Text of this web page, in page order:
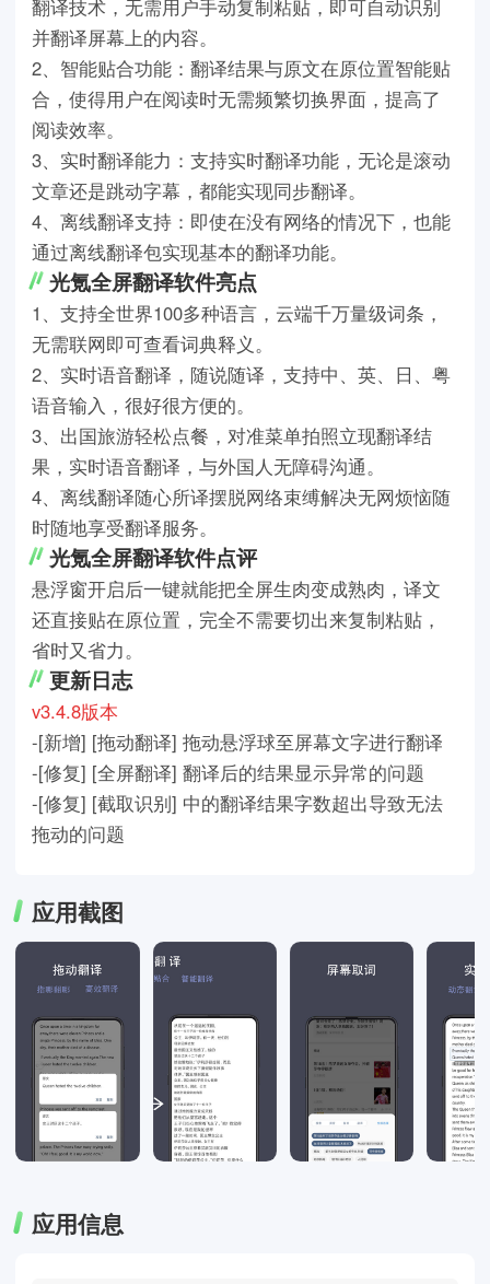
翻译技术，无需用户手动复制粘贴，即可自动识别
并翻译屏幕上的内容。
2、智能贴合功能：翻译结果与原文在原位置智能贴
合，使得用户在阅读时无需频繁切换界面，提高了
阅读效率。
3、实时翻译能力：支持实时翻译功能，无论是滚动
文章还是跳动字幕，都能实现同步翻译。
4、离线翻译支持：即使在没有网络的情况下，也能
通过离线翻译包实现基本的翻译功能。
光氪全屏翻译软件亮点
1、支持全世界100多种语言，云端千万量级词条，
无需联网即可查看词典释义。
2、实时语音翻译，随说随译，支持中、英、日、粤
语音输入，很好很方便的。
3、出国旅游轻松点餐，对准菜单拍照立现翻译结
果，实时语音翻译，与外国人无障碍沟通。
4、离线翻译随心所译摆脱网络束缚解决无网烦恼随
时随地享受翻译服务。
光氪全屏翻译软件点评
悬浮窗开启后一键就能把全屏生肉变成熟肉，译文
还直接贴在原位置，完全不需要切出来复制粘贴，
省时又省力。
更新日志
v3.4.8版本
-[新增] [拖动翻译] 拖动悬浮球至屏幕文字进行翻译
-[修复] [全屏翻译] 翻译后的结果显示异常的问题
-[修复] [截取识别] 中的翻译结果字数超出导致无法
拖动的问题
应用截图
应用信息